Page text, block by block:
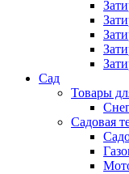
Сад
Товары
Садовая